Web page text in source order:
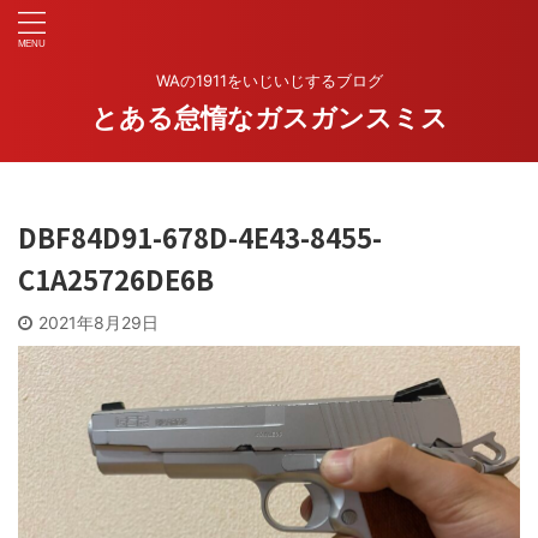
WAの1911をいじいじするブログ
とある怠惰なガスガンスミス
DBF84D91-678D-4E43-8455-
C1A25726DE6B
2021年8月29日